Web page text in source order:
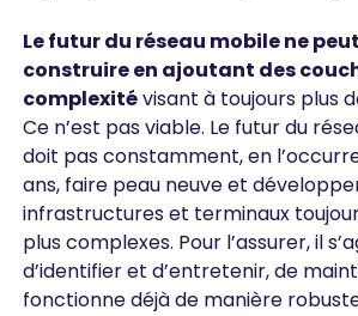
Le futur du réseau mobile ne
construire en ajoutant des
complexitévisant à toujours plus
Ce n’est pas viable. Le futur du
doit pas constamment, en
ans, faire peau neuve et
infrastructures et terminaux
plus complexes. Pour l’assurer, il
d’identifier et d’entretenir, de
fonctionne déjà de manière